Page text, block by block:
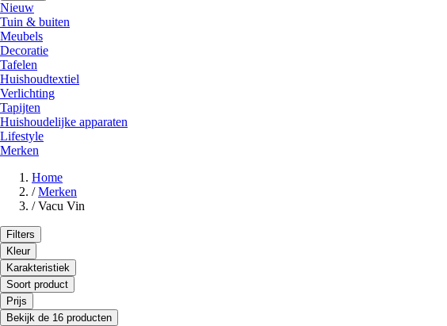
Nieuw
Tuin & buiten
Meubels
Decoratie
Tafelen
Huishoudtextiel
Verlichting
Tapijten
Huishoudelijke apparaten
Lifestyle
Merken
Home
/ Merken
/ Vacu Vin
Filters
Kleur
Karakteristiek
Soort product
Prijs
Bekijk de 16 producten